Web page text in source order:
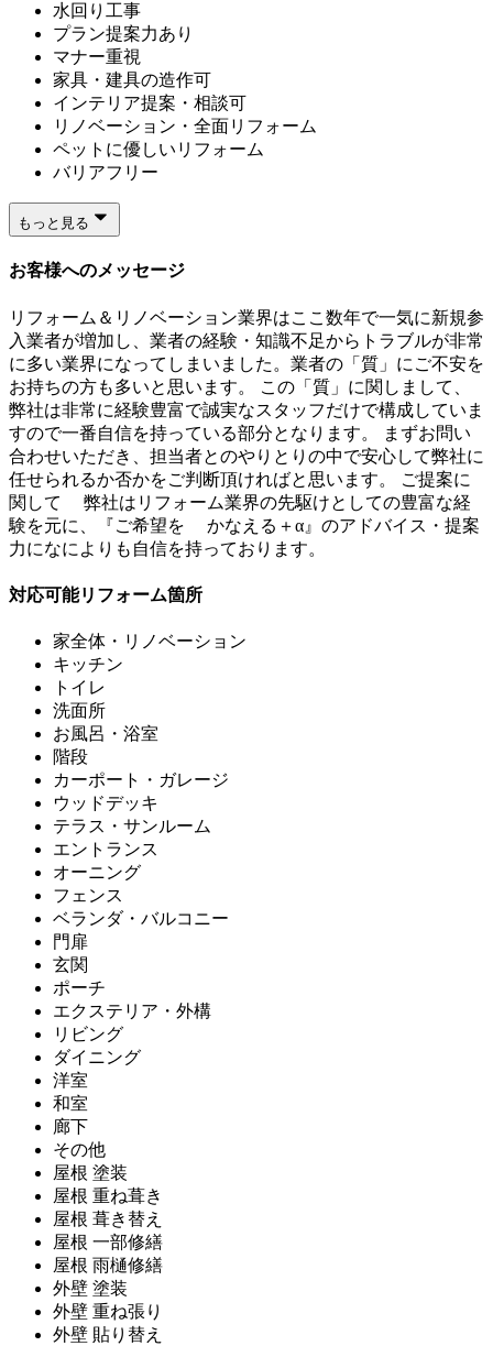
水回り工事
プラン提案力あり
マナー重視
家具・建具の造作可
インテリア提案・相談可
リノベーション・全面リフォーム
ペットに優しいリフォーム
バリアフリー
もっと見る
お客様へのメッセージ
リフォーム＆リノベーション業界はここ数年で一気に新規参
入業者が増加し、業者の経験・知識不足からトラブルが非常
に多い業界になってしまいました。業者の「質」にご不安を
お持ちの方も多いと思います。 この「質」に関しまして、
弊社は非常に経験豊富で誠実なスタッフだけで構成していま
すので一番自信を持っている部分となります。 まずお問い
合わせいただき、担当者とのやりとりの中で安心して弊社に
任せられるか否かをご判断頂ければと思います。 ご提案に
関して 弊社はリフォーム業界の先駆けとしての豊富な経
験を元に、『ご希望を かなえる＋α』のアドバイス・提案
力になによりも自信を持っております。
対応可能リフォーム箇所
家全体・リノベーション
キッチン
トイレ
洗面所
お風呂・浴室
階段
カーポート・ガレージ
ウッドデッキ
テラス・サンルーム
エントランス
オーニング
フェンス
ベランダ・バルコニー
門扉
玄関
ポーチ
エクステリア・外構
リビング
ダイニング
洋室
和室
廊下
その他
屋根 塗装
屋根 重ね葺き
屋根 葺き替え
屋根 一部修繕
屋根 雨樋修繕
外壁 塗装
外壁 重ね張り
外壁 貼り替え